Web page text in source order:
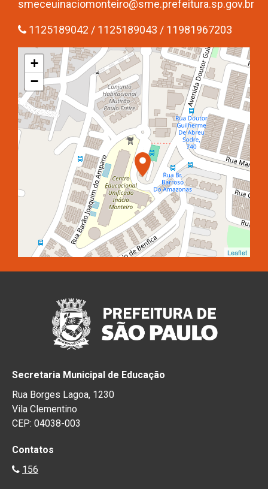
smeceuinaciomonteiro@sme.prefeitura.sp.gov.br
1125189042 / 1125189043 / 11981967203
+
−
Leaflet
Secretaria Municipal de Educação
Rua Borges Lagoa, 1230
Vila Clementino
CEP: 04038-003
Contatos
156